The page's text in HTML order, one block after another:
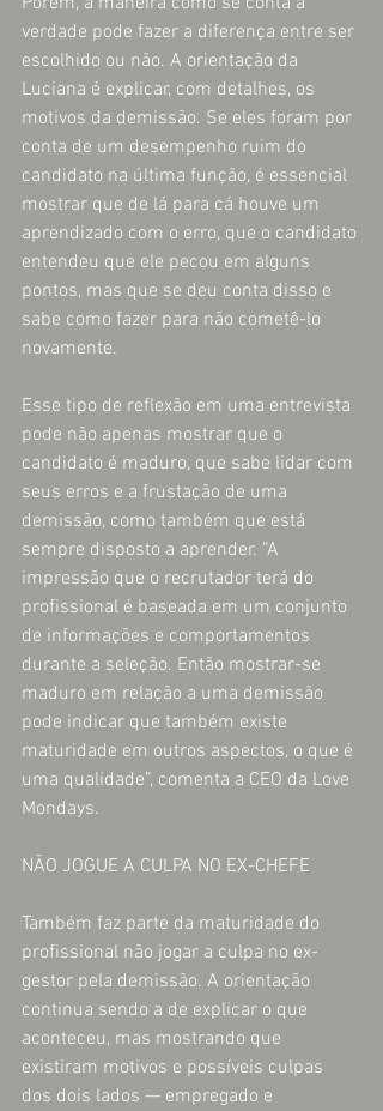
verdade pode fazer a diferença entre ser
escolhido ou não. A orientação da
Luciana é explicar, com detalhes, os
motivos da demissão. Se eles foram por
conta de um desempenho ruim do
candidato na última função, é essencial
mostrar que de lá para cá houve um
aprendizado com o erro, que o candidato
entendeu que ele pecou em alguns
pontos, mas que se deu conta disso e
sabe como fazer para não cometê-lo
novamente.
Esse tipo de reflexão em uma entrevista
pode não apenas mostrar que o
candidato é maduro, que sabe lidar com
seus erros e a frustação de uma
demissão, como também que está
sempre disposto a aprender. “A
impressão que o recrutador terá do
profissional é baseada em um conjunto
de informações e comportamentos
durante a seleção. Então mostrar-se
maduro em relação a uma demissão
pode indicar que também existe
maturidade em outros aspectos, o que é
uma qualidade”, comenta a CEO da Love
Mondays.
NÃO JOGUE A CULPA NO EX-CHEFE
Também faz parte da maturidade do
profissional não jogar a culpa no ex-
gestor pela demissão. A orientação
continua sendo a de explicar o que
aconteceu, mas mostrando que
existiram motivos e possíveis culpas
dos dois lados — empregado e